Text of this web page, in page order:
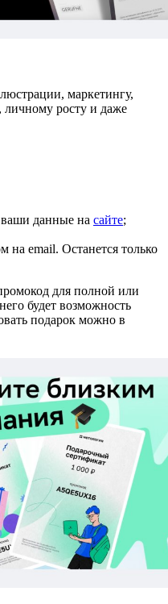
маркетингу,
личному росту и даже
данные на сайте;
на email. Останется только
для полной или
будет возможность
подарок можно в